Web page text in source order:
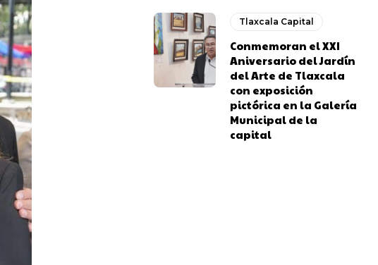
Tlaxcala Capital
Conmemoran el XXI
Aniversario del Jardín
del Arte de Tlaxcala
con exposición
pictórica en la Galería
Municipal de la
capital